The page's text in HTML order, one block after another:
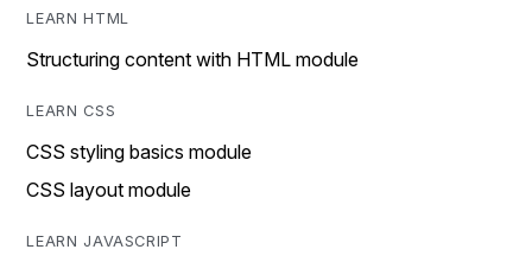
LEARN HTML
Structuring content with HTML module
LEARN CSS
CSS styling basics module
CSS layout module
LEARN JAVASCRIPT